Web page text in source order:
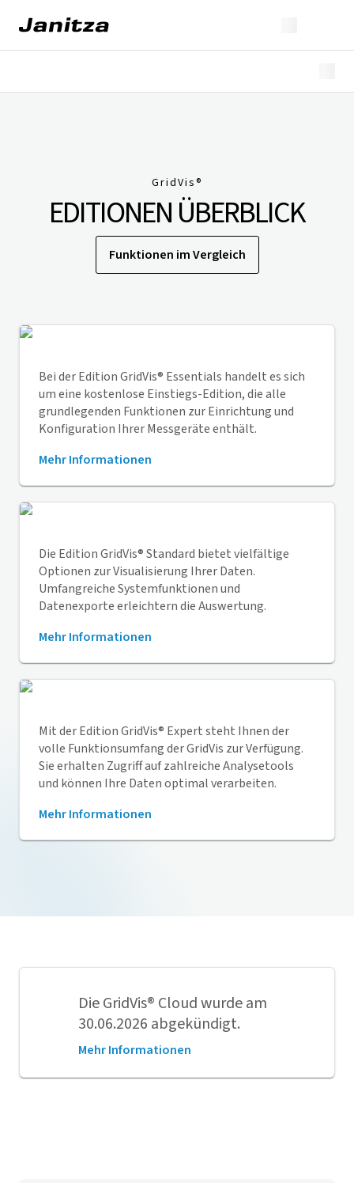
Downloads
GridVis®
EDITIONEN ÜBERBLICK
Funktionen im Vergleich
Bei der EditionGridVis® Essentials handelt es sich
um eine kostenlose Einstiegs-Edition, die alle
grundlegenden Funktionen zur Einrichtung und
Konfiguration Ihrer Messgeräte enthält.
Mehr Informationen
Die EditionGridVis® Standard bietet vielfältige
Optionen zur Visualisierung Ihrer Daten.
Umfangreiche Systemfunktionen und
Datenexporte erleichtern die Auswertung.
Mehr Informationen
Mit der EditionGridVis® Expert steht Ihnen der
volle Funktionsumfang derGridVis zur Verfügung.
Sie erhalten Zugriff auf zahlreiche Analysetools
und können Ihre Daten optimal verarbeiten.
Mehr Informationen
DieGridVis® Cloud wurde am
30.06.2026 abgekündigt.
Mehr Informationen